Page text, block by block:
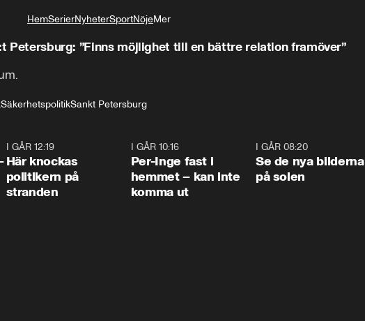
HemSerierNyheterSportNöjeMer
Livsstil
Petersburg: ”Finns möjlighet till en bättre relation framöver”
SäkerhetspolitikSankt Petersburg
I GÅR 12:19
Här knockas
politikern på
stranden
I GÅR 10:16
Per-Inge fast i
hemmet – kan inte
komma ut
I GÅR 08:20
Se de nya bilderna
på solen